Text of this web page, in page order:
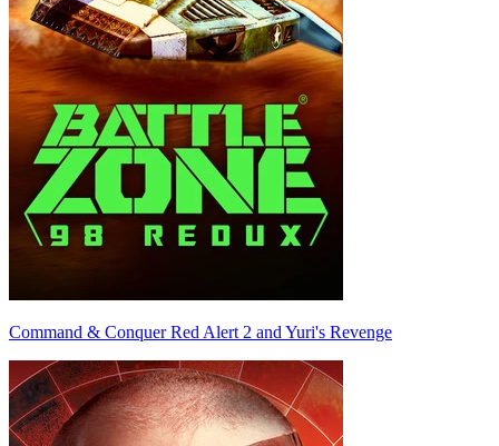
Command & Conquer Red Alert 2 and Yuri's Revenge